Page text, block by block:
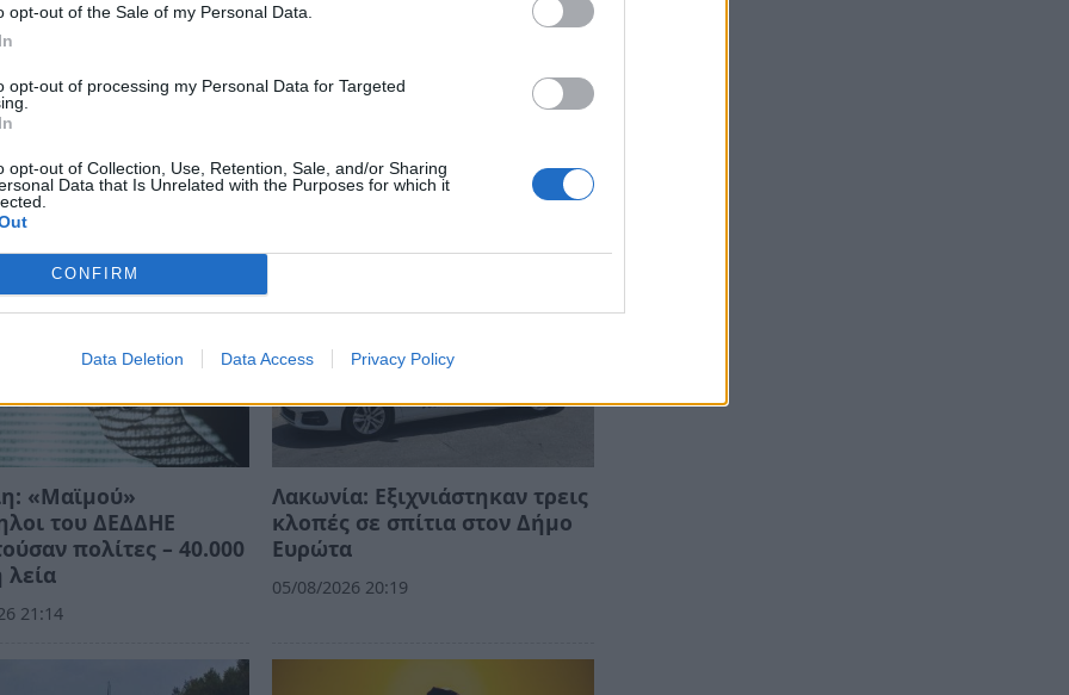
opt-out of the Sale of my Personal Data.
opt-out of processing my Personal Data for Targeted
opt-out of Collection, Use, Retention, Sale, and/or Sharing
Data that Is Unrelated with the Purposes for which it
CONFIRM
Data Deletion Data Access Privacy Policy
και μάθετε πρώτοι
«Μαϊμού»
του ΔΕΔΔΗΕ
πολίτες – 40.000
21:14
Λακωνία: Εξιχνιάστηκαν τρεις
κλοπές σε σπίτια στον Δήμο
Ευρώτα
05/08/2026 20:19